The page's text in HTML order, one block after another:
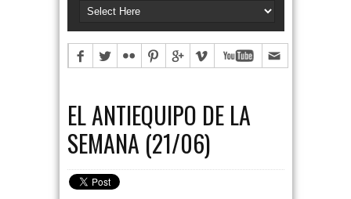
NIEMBRO
Aguántanos en Twitter
Tweets by DonPatadon
Pages
EL ANTIEQUIPO DE LA
SEMANA (21/06)